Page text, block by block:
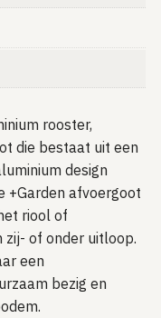
rooster,
die bestaat uit een
design
+Garden afvoergoot
riool of
zij- of onder uitloop.
een
bezig en